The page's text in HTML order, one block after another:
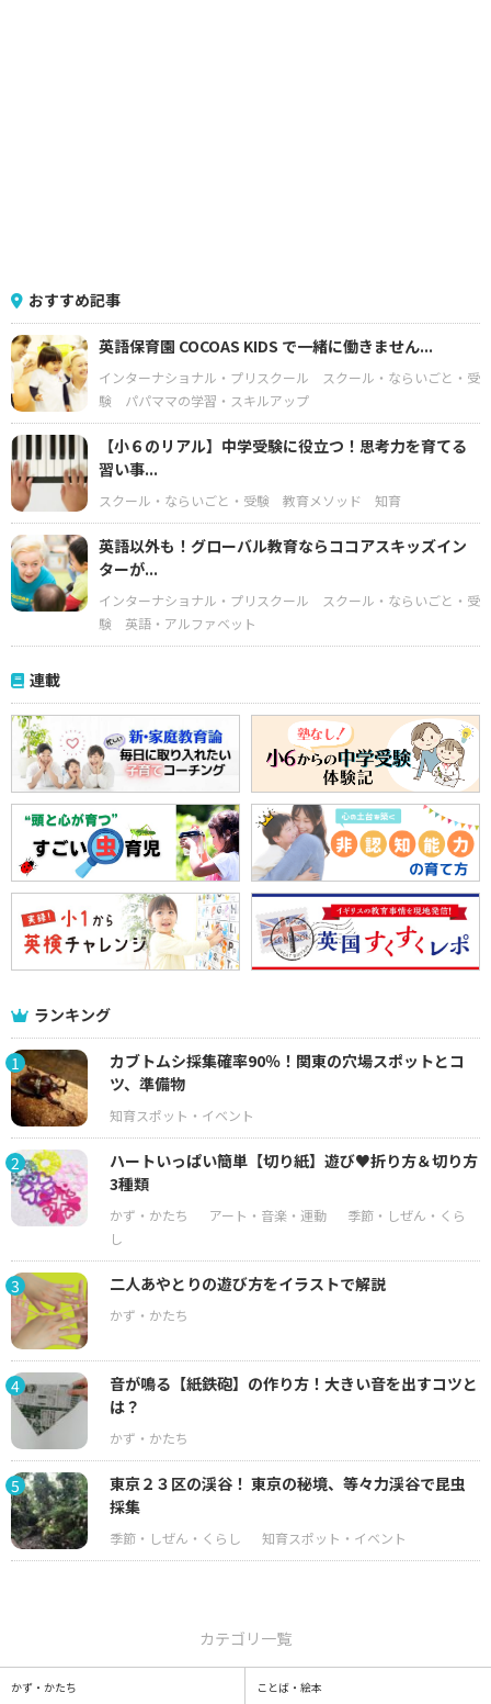
おすすめ記事
英語保育園 COCOAS KIDS で一緒に働きません...
インターナショナル・プリスクール
スクール・ならいごと・受
験
パパママの学習・スキルアップ
【小６のリアル】中学受験に役立つ！思考力を育てる
習い事...
スクール・ならいごと・受験 教育メソッド 知育
英語以外も！グローバル教育ならココアスキッズイン
ターが...
インターナショナル・プリスクール
スクール・ならいごと・受
験
英語・アルファベット
連載
ランキング
1
カブトムシ採集確率90％！関東の穴場スポットとコ
ツ、準備物
2
ハートいっぱい簡単【切り紙】遊び♥折り方＆切り方
3種類
3 二人あやとりの遊び方をイラストで解説
4
音が鳴る【紙鉄砲】の作り方！大きい音を出すコツと
は？
5
東京２３区の渓谷！ 東京の秘境、等々力渓谷で昆虫
採集
カテゴリ一覧
かず・かたち ことば・絵本